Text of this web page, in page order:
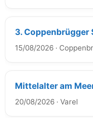
3.
15/08/2026 ·
Mittelalter am
20/08/2026 · Varel